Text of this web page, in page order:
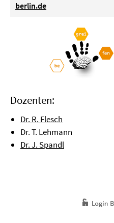
berlin.de
Dozenten:
Dr. R. Flesch
Dr. T. Lehmann
Dr. J. Spandl